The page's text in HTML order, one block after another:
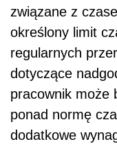
związane z
określony limit
regularnych
dotyczące
pracownik może
ponad normę
dodatkowe